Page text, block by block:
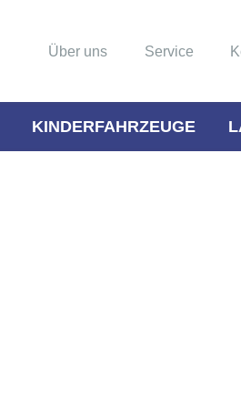
Über uns Service
KINDERFAHRZEUGE